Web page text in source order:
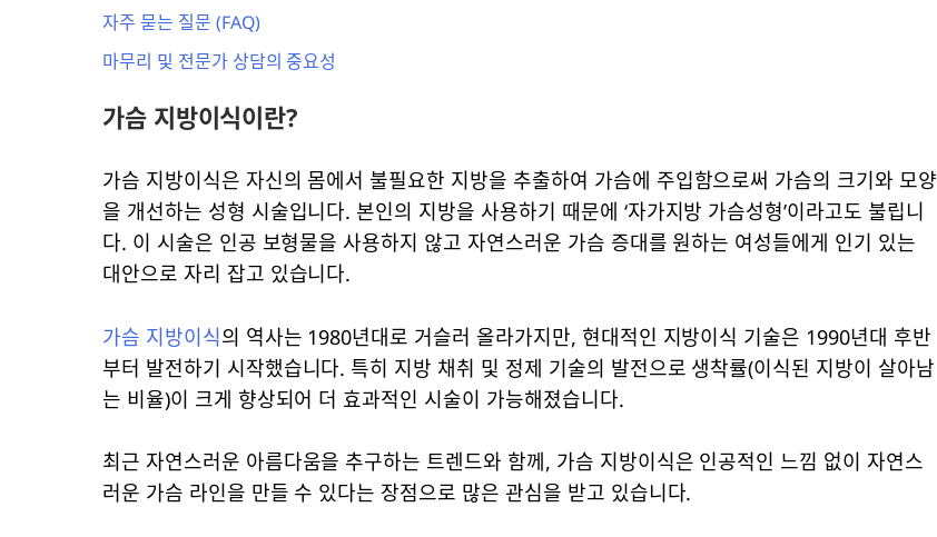
자주 묻는 질문 (FAQ)
마무리 및 전문가 상담의 중요성
가슴 지방이식이란?
가슴 지방이식은 자신의 몸에서 불필요한 지방을 추출하여 가슴에 주입함으로써 가슴의 크기와 모양
을 개선하는 성형 시술입니다. 본인의 지방을 사용하기 때문에 ‘자가지방 가슴성형’이라고도 불립니
다. 이 시술은 인공 보형물을 사용하지 않고 자연스러운 가슴 증대를 원하는 여성들에게 인기 있는
대안으로 자리 잡고 있습니다.
가슴 지방이식의 역사는 1980년대로 거슬러 올라가지만, 현대적인 지방이식 기술은 1990년대 후반
부터 발전하기 시작했습니다. 특히 지방 채취 및 정제 기술의 발전으로 생착률(이식된 지방이 살아남
는 비율)이 크게 향상되어 더 효과적인 시술이 가능해졌습니다.
최근 자연스러운 아름다움을 추구하는 트렌드와 함께, 가슴 지방이식은 인공적인 느낌 없이 자연스
러운 가슴 라인을 만들 수 있다는 장점으로 많은 관심을 받고 있습니다.